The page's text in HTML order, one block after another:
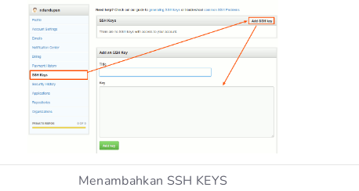
Menambahkan SSH KEYS